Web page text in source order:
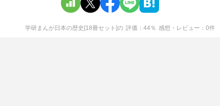
学研まんが日本の歴史[18冊セット]の 評価 44％ 感想・レビュー 0件